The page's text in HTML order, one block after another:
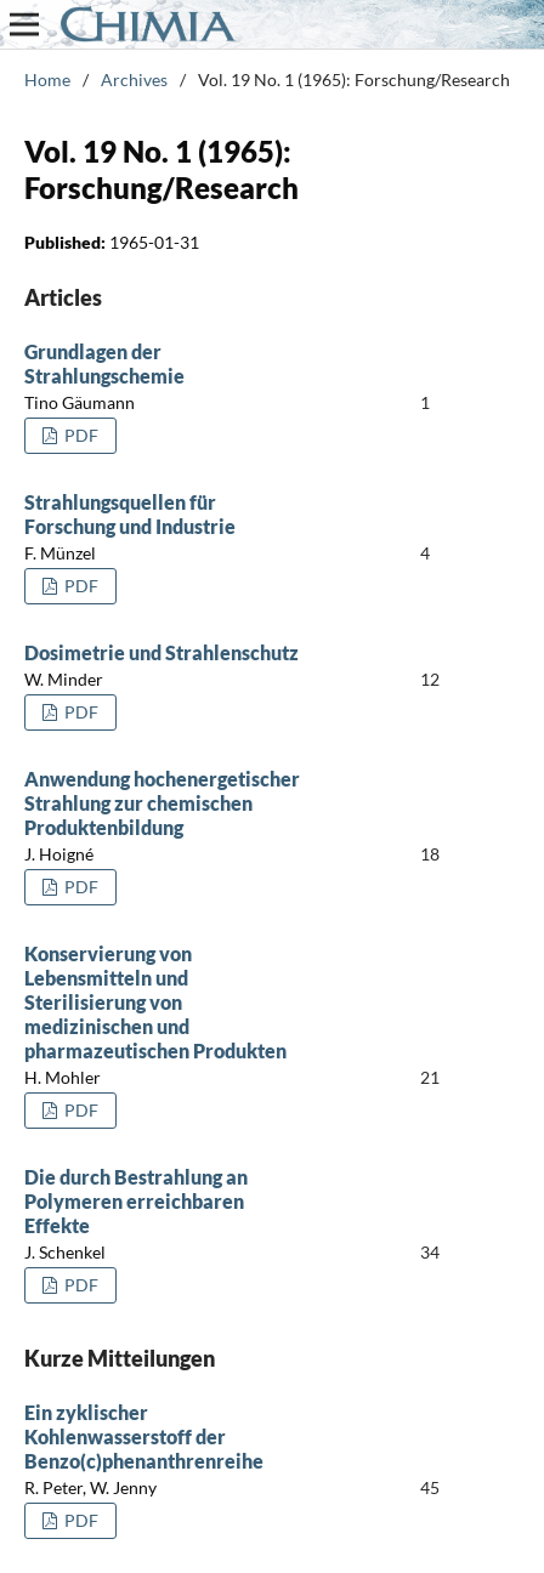
Home / Archives / Vol. 19 No. 1 (1965): Forschung/Research
Vol. 19 No. 1 (1965):
Forschung/Research
Published: 1965-01-31
Articles
Grundlagen der
Strahlungschemie
Tino Gäumann
1
PDF
Strahlungsquellen für
Forschung und Industrie
F. Münzel
4
PDF
Dosimetrie und Strahlenschutz
W. Minder
12
PDF
Anwendung hochenergetischer
Strahlung zur chemischen
Produktenbildung
J. Hoigné
18
PDF
Konservierung von
Lebensmitteln und
Sterilisierung von
medizinischen und
pharmazeutischen Produkten
H. Mohler
21
PDF
Die durch Bestrahlung an
Polymeren erreichbaren
Effekte
J. Schenkel
34
PDF
Kurze Mitteilungen
Ein zyklischer
Kohlenwasserstoff der
Benzo(c)phenanthrenreihe
R. Peter, W. Jenny
45
PDF